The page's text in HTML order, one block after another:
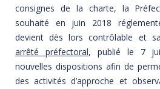
consignes de la charte, la
souhaité en juin 2018
devient dès lors contrôlable et
arrêté préfectoral, publié le 7
nouvelles dispositions afin de
des activités d’approche et